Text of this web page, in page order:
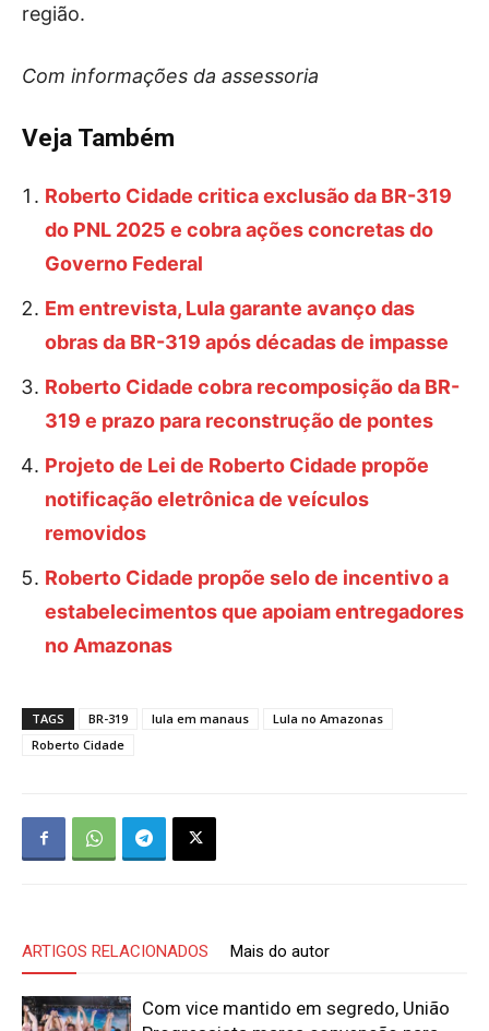
região.
Com informações da assessoria
Veja Também
Roberto Cidade critica exclusão da BR-319
do PNL 2025 e cobra ações concretas do
Governo Federal
Em entrevista, Lula garante avanço das
obras da BR-319 após décadas de impasse
Roberto Cidade cobra recomposição da BR-
319 e prazo para reconstrução de pontes
Projeto de Lei de Roberto Cidade propõe
notificação eletrônica de veículos
removidos
Roberto Cidade propõe selo de incentivo a
estabelecimentos que apoiam entregadores
no Amazonas
TAGS BR-319 lula em manaus
Lula no Amazonas
Roberto Cidade
ARTIGOS RELACIONADOS Mais do autor
Com vice mantido em segredo, União